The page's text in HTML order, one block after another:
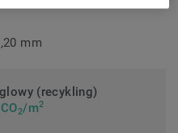
mm
(recykling)
2/m2